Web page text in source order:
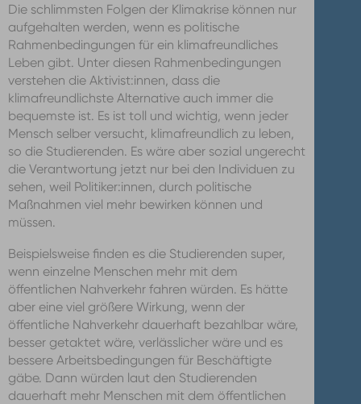
Die schlimmsten Folgen der Klimakrise können nur
aufgehalten werden, wenn es politische
Rahmenbedingungen für ein klimafreundliches
Leben gibt. Unter diesen Rahmenbedingungen
verstehen die Aktivist:innen, dass die
klimafreundlichste Alternative auch immer die
bequemste ist. Es ist toll und wichtig, wenn jeder
Mensch selber versucht, klimafreundlich zu leben,
so die Studierenden. Es wäre aber sozial ungerecht
die Verantwortung jetzt nur bei den Individuen zu
sehen, weil Politiker:innen, durch politische
Maßnahmen viel mehr bewirken können und
müssen.
Beispielsweise finden es die Studierenden super,
wenn einzelne Menschen mehr mit dem
öffentlichen Nahverkehr fahren würden. Es hätte
aber eine viel größere Wirkung, wenn der
öffentliche Nahverkehr dauerhaft bezahlbar wäre,
besser getaktet wäre, verlässlicher wäre und es
bessere Arbeitsbedingungen für Beschäftigte
gäbe. Dann würden laut den Studierenden
dauerhaft mehr Menschen mit dem öffentlichen